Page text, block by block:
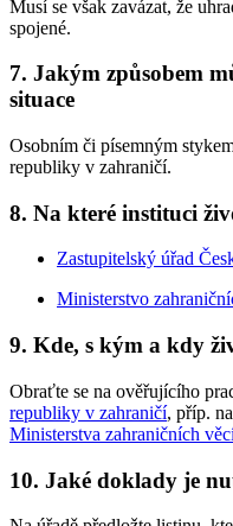
Musí se však zavázat, že
spojené.
7. Jakým způsobem
situace
Osobním či písemným
republiky v zahraničí.
8. Na které instituci
Zastupitelský úřad
Ministerstvo
9. Kde, s kým a kdy
Obraťte se na ověřujícího
republiky v zahraničí, příp. na
Ministerstva zahraničních
10. Jaké doklady je